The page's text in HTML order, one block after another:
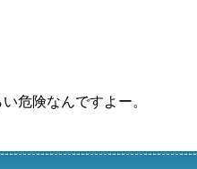
危険なんですよー。